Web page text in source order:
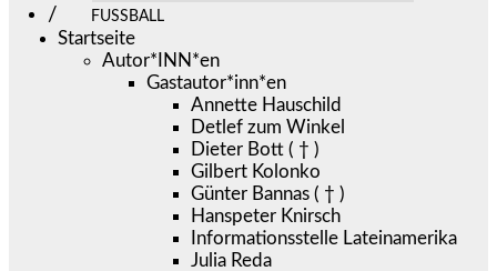
FUSSBALL
Startseite
Autor*INN*en
Gastautor*inn*en
Annette Hauschild
Detlef zum Winkel
Dieter Bott ( † )
Gilbert Kolonko
Günter Bannas ( † )
Hanspeter Knirsch
Informationsstelle Lateinamerika
Julia Reda